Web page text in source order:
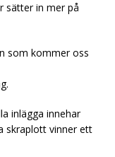
sätter in mer på
som kommer oss
inlägga innehar
skraplott vinner ett